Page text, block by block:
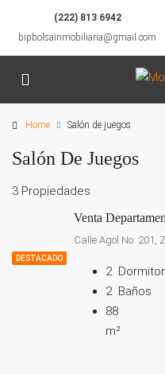
(222) 813 6942
bipbolsainmobiliaria@gmail.com
Home Salón de juegos
Salón De Juegos
3 Propiedades
DESTACADO
Venta
Calle Agol No. 201,
2
2 Baños
88
m²